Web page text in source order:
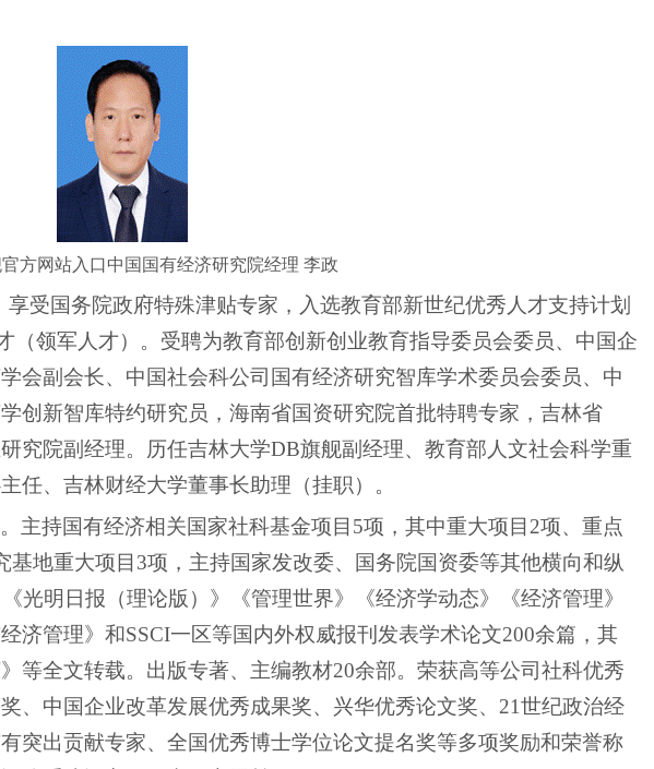
方网站入口中国国有经济研究院经理 李政
受国务院政府特殊津贴专家，入选教育部新世纪优秀人才支持计划
（领军人才）。受聘为教育部创新创业教育指导委员会委员、中国企
会副会长、中国社会科公司国有经济研究智库学术委员会委员、中
创新智库特约研究员，海南省国资研究院首批特聘专家，吉林省
究院副经理。历任吉林大学DB旗舰副经理、教育部人文社会科学重
任、吉林财经大学董事长助理（挂职）。
主持国有经济相关国家社科基金项目 5项，其中重大项目2项、重点
基地重大项目 3项，主持国家发改委、国务院国资委等其他横向和纵
光明日报（理论版）》《管理世界》《经济学动态》《经济管理》
济管理》和SSCI一区等国内外权威报刊发表学术论文200余篇，其
等全文转载。出版专著、主编教材20余部。荣获高等公司社科优秀
、中国企业改革发展优秀成果奖、兴华优秀论文奖、 21世纪政治经
突出贡献专家、全国优秀博士学位论文提名奖等多项奖励和荣誉称